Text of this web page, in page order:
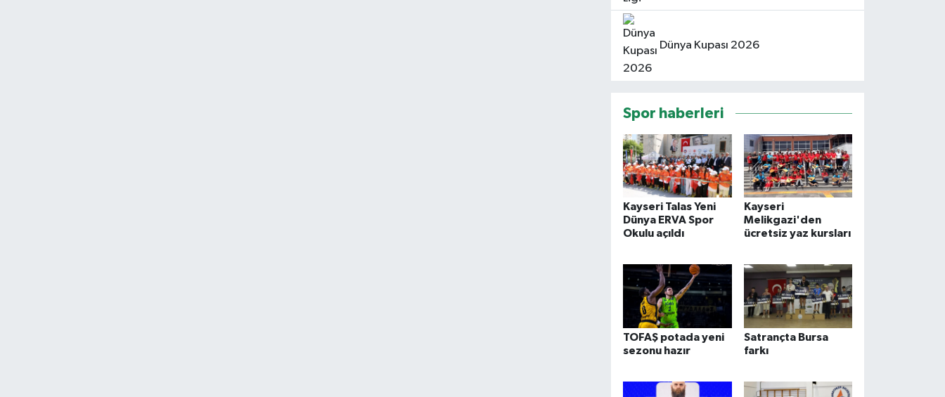
Dünya Kupası 2026
Spor haberleri
Kayseri Talas Yeni
Dünya ERVA Spor
Okulu açıldı
Kayseri
Melikgazi'den
ücretsiz yaz kursları
TOFAŞ potada yeni
sezonu hazır
Satrançta Bursa
farkı